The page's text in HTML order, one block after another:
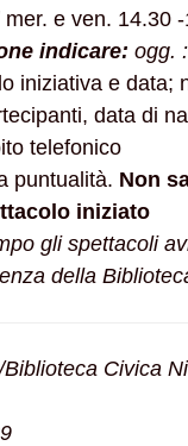
e ven. 14.30
indicare: ogg. :
iniziativa e data;
data di
telefonico
puntualità. Non
iniziato
gli spettacoli
della
Civica